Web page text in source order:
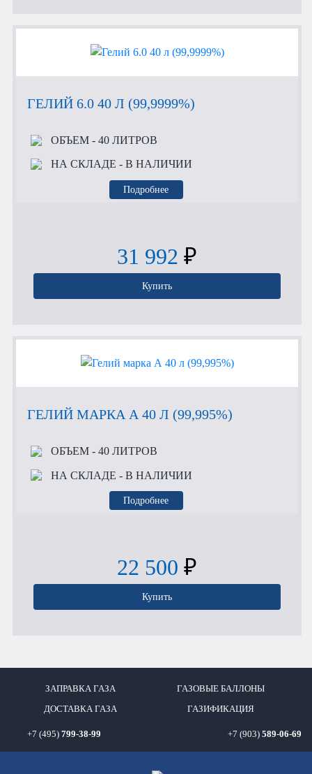
ГЕЛИЙ 6.0 40 Л (99,9999%)
ОБЪЕМ- 40 ЛИТРОВ
НА СКЛАДЕ - В НАЛИЧИИ
Подробнее
31 992 ₽
Купить
ГЕЛИЙ МАРКА А 40 Л (99,995%)
ОБЪЕМ- 40 ЛИТРОВ
НА СКЛАДЕ - В НАЛИЧИИ
Подробнее
22 500 ₽
Купить
ЗАПРАВКА ГАЗА ГАЗОВЫЕ БАЛЛОНЫ
ДОСТАВКА ГАЗА ГАЗИФИКАЦИЯ
+7 (495) 799-38-99 +7 (903) 589-06-69